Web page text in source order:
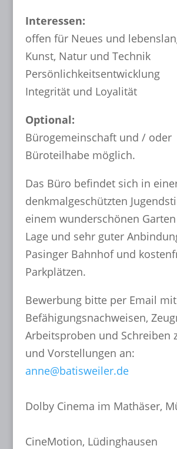
Interessen:
offen für Neues und
Kunst, Natur und Technik
Persönlichkeitsentwicklung
Integrität und Loyalität
Optional:
Bürogemeinschaft und / oder
Büroteilhabe möglich.
Das Büro befindet sich in
denkmalgeschützten
einem wunderschönen
Lage und sehr guter
Pasinger Bahnhof und
Parkplätzen.
Bewerbung bitte per Email mit
Befähigungsnachweisen,
Arbeitsproben und Schreiben
und Vorstellungen an:
anne@batisweiler.de
Dolby Cinema im Mathäser,
CineMotion, Lüdinghausen